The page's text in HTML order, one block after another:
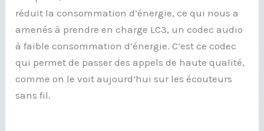
réduit la consommation d’énergie, ce qui nous a
amenés à prendre en charge LC3, un codec audio
à faible consommation d’énergie. C’est ce codec
qui permet de passer des appels de haute qualité,
comme on le voit aujourd’hui sur les écouteurs
sans fil.